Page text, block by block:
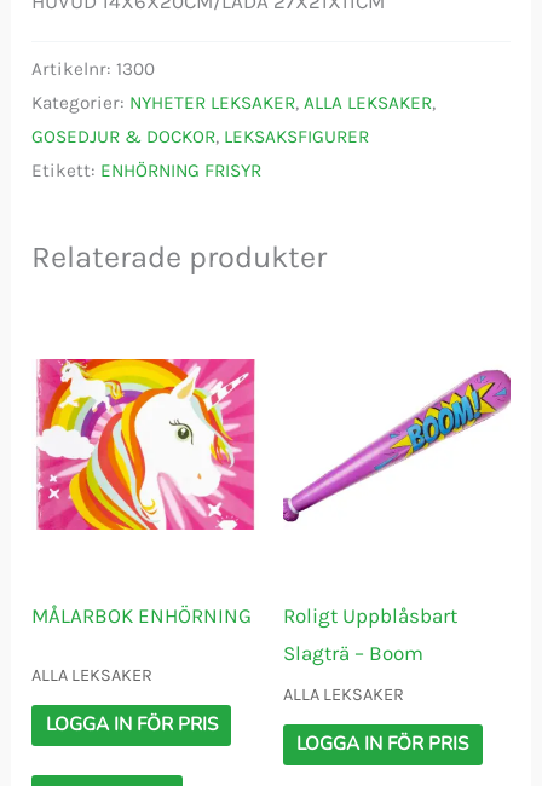
Artikelnr:1300
Kategorier: NYHETER LEKSAKER,ALLA LEKSAKER,
GOSEDJUR & DOCKOR, LEKSAKSFIGURER
Etikett: ENHÖRNING FRISYR
Relaterade produkter
MÅLARBOK ENHÖRNING
ALLA LEKSAKER
LOGGA IN FÖR PRIS
Roligt Uppblåsbart
Slagträ – Boom
ALLA LEKSAKER
LOGGA IN FÖR PRIS